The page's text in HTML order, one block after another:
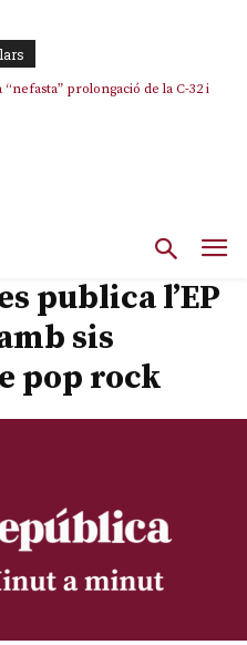
“nefasta” prolongació de la C-32 i
publica l’EP
sis
pop rock